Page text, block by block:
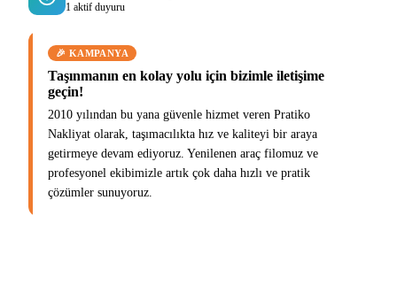
1 aktif duyuru
🎉 KAMPANYA
Taşınmanın en kolay yolu için bizimle iletişime
geçin!
2010 yılından bu yana güvenle hizmet veren Pratiko
Nakliyat olarak, taşımacılıkta hız ve kaliteyi bir araya
getirmeye devam ediyoruz. Yenilenen araç filomuz ve
profesyonel ekibimizle artık çok daha hızlı ve pratik
çözümler sunuyoruz.